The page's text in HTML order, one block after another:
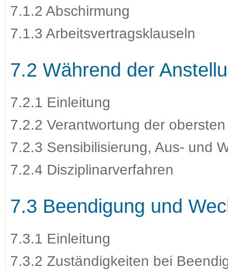
7.1.2 Abschirmung
7.1.3 Arbeitsvertragsklauseln
7.2 Während der
7.2.1 Einleitung
7.2.2 Verantwortung der
7.2.3 Sensibilisierung, Aus- und
7.2.4 Disziplinarverfahren
7.3 Beendigung und
7.3.1 Einleitung
7.3.2 Zuständigkeiten bei